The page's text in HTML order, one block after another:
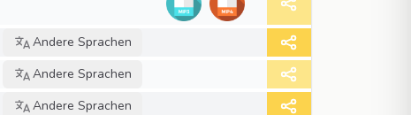
Andere Sprachen
Andere Sprachen
Andere Sprachen